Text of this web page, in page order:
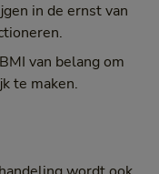
in de ernst van
van belang om
te maken.